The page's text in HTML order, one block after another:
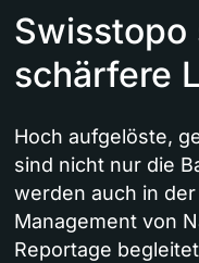
Swisstopo
schärfere
Hoch aufgelöste,
sind nicht nur die
werden auch in
Management von
Reportage